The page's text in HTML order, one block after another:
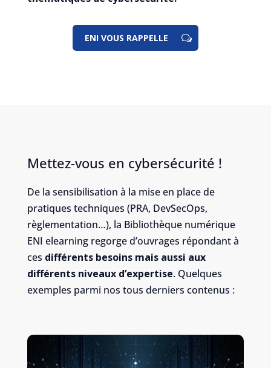
ENI VOUS RAPPELLE
Mettez-vous en cybersécurité !
De la sensibilisation à la mise en place de
pratiques techniques (PRA, DevSecOps,
règlementation…), la Bibliothèque numérique
ENI elearning regorge d’ouvrages répondant à
ces différents besoins mais aussi aux
différents niveaux d’expertise. Quelques
exemples parmi nos tous derniers contenus :